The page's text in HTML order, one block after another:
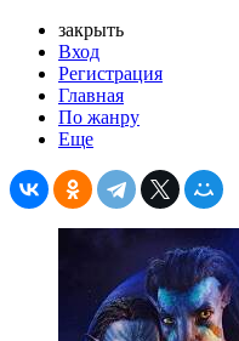
закрыть
Вход
Регистрация
Главная
По жанру
Еще